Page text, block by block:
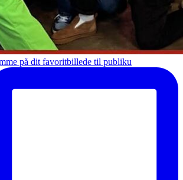
på dit favoritbillede til publiku